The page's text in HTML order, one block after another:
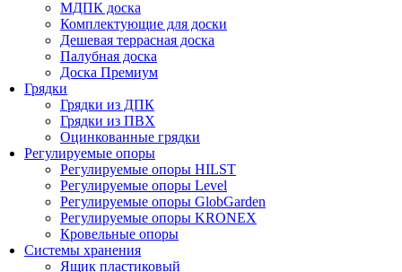
МДПК доска
Комплектующие для доски
Дешевая террасная доска
Палубная доска
Доска Премиум
Грядки
Грядки из ДПК
Грядки из ПВХ
Оцинкованные грядки
Регулируемые опоры
Регулируемые опоры HILST
Регулируемые опоры Level
Регулируемые опоры GlobGarden
Регулируемые опоры KRONEX
Кровельные опоры
Системы хранения
Ящик пластиковый